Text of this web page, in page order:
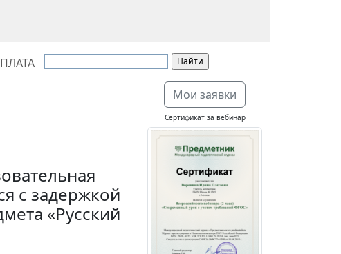
с задержкой
«Русский
Мои заявки
Сертификат за вебинар